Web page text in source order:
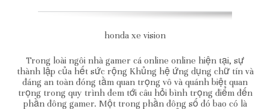
honda xe vision
Trong loài ngôi nhà gamer cá online online hiện tại, sự
thành lập của hết sức rộng Khủng hệ ứng dụng chữ tín và
đáng an toàn đóng tầm quan trọng vô và quánh biệt quan
trọng trong quy trình đem tới câu hỏi bình trọng điểm đến
phần đông gamer. Một trong phần đông số đó bao có là